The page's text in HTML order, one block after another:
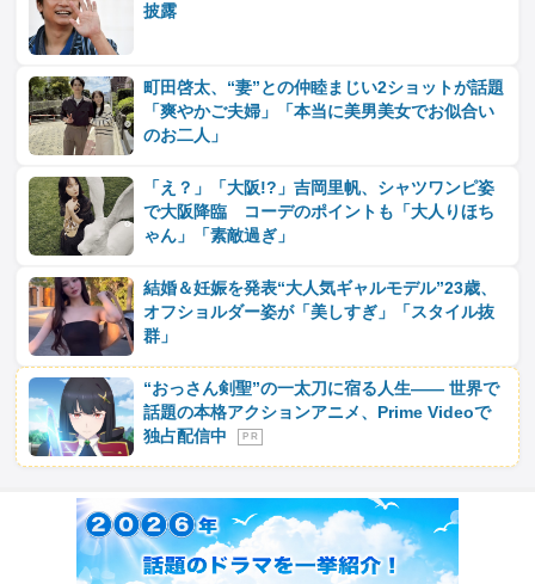
披露
町田啓太、“妻”との仲睦まじい2ショットが話題
「爽やかご夫婦」「本当に美男美女でお似合い
のお二人」
「え？」「大阪!?」吉岡里帆、シャツワンピ姿
で大阪降臨 コーデのポイントも「大人りほち
ゃん」「素敵過ぎ」
結婚＆妊娠を発表“大人気ギャルモデル”23歳、
オフショルダー姿が「美しすぎ」「スタイル抜
群」
“おっさん剣聖”の一太刀に宿る人生―― 世界で
話題の本格アクションアニメ、Prime Videoで
独占配信中
P R